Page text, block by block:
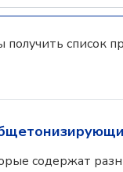
список
содержат